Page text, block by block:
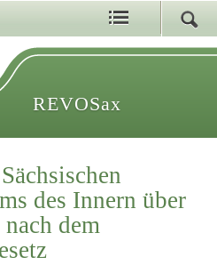
REVOSax
des Innern über
dem